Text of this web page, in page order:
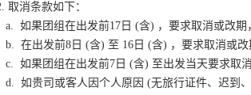
取消条款如下：
a. 如果团组在出发前17日 (含) ，要求取消或改
b. 在出发前8日 (含) 至 16日 (含) ，要求取消或
c. 如果团组在出发前7日 (含) 至出发当天要求取
d. 如贵司或客人因个人原因 (无旅行证件、迟到